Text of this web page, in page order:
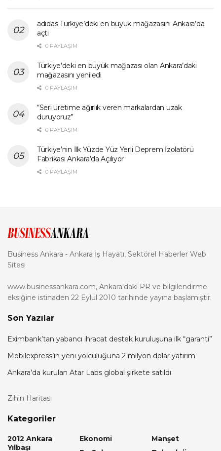
adidas Türkiye’deki en büyük mağazasını Ankara’da
açtı
0 PAYLAŞIM
Türkiye’deki en büyük mağazası olan Ankara’daki
mağazasını yeniledi
0 PAYLAŞIM
“Seri üretime ağırlık veren markalardan uzak
duruyoruz”
0 PAYLAŞIM
Türkiye’nin İlk Yüzde Yüz Yerli Deprem İzolatörü
Fabrikası Ankara’da Açılıyor
0 PAYLAŞIM
Business Ankara - Ankara İş Hayatı, Sektörel Haberler Web
Sitesi
www.businessankara.com, Ankara'daki PR ve bilgilendirme
eksiğine istinaden 22 Eylül 2010 tarihinde yayına başlamıştır.
Son Yazılar
Eximbank’tan yabancı ihracat destek kuruluşuna ilk “garanti”
Mobilexpress’in yeni yolculuğuna 2 milyon dolar yatırım
Ankara’da kurulan Atar Labs global şirkete satıldı
Zihin Haritası
Kategoriler
2012 Ankara
Yılbaşı
Ekonomi
Manşet